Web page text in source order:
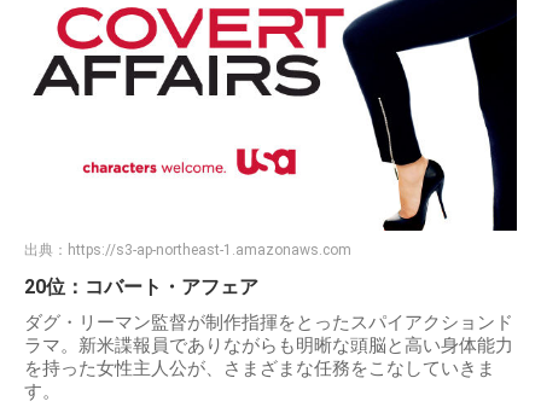
出典： https://s3-ap-northeast-1.amazonaws.com
20位：コバート・アフェア
ダグ・リーマン監督が制作指揮をとったスパイアクションド
ラマ。新米諜報員でありながらも明晰な頭脳と高い身体能力
を持った女性主人公が、さまざまな任務をこなしていきま
す。